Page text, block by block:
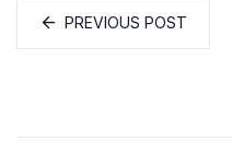
PREVIOUS POST